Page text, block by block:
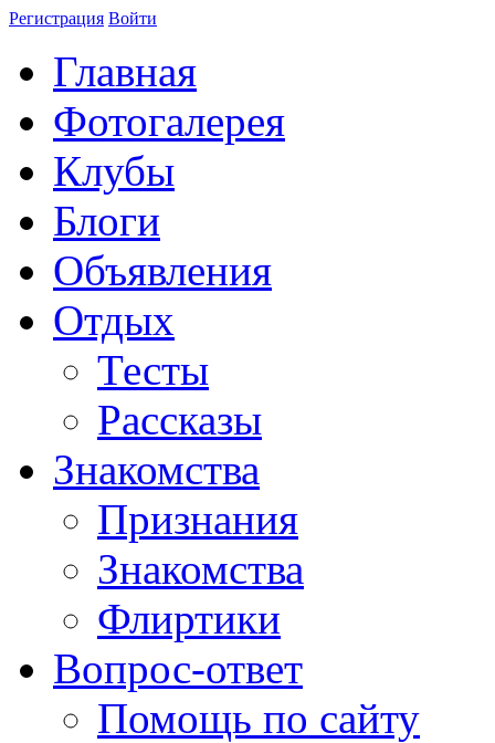
Регистрация Войти
Главная
Фотогалерея
Клубы
Блоги
Объявления
Отдых
Тесты
Рассказы
Знакомства
Признания
Знакомства
Флиртики
Вопрос-ответ
Помощь по сайту